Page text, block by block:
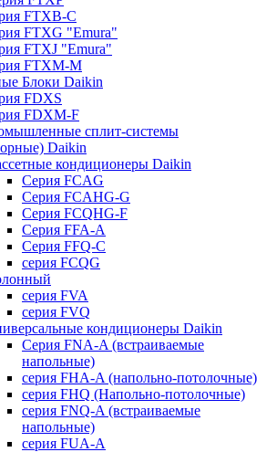
FTXB-C
FTXG "Emura"
FTXJ "Emura"
FTXM-M
Блоки Daikin
FDXS
FDXM-F
сплит-системы
Daikin
кондиционеры Daikin
Серия FCAG
Серия FCAHG-G
Серия FCQHG-F
Серия FFA-A
Серия FFQ-C
серия FCQG
серия FVA
серия FVQ
кондиционеры Daikin
Серия FNA-A (встраиваемые
напольные)
серия FHA-A (напольно-потолочные)
серия FHQ (Напольно-потолочные)
серия FNQ-A (встраиваемые
напольные)
серия FUA-A